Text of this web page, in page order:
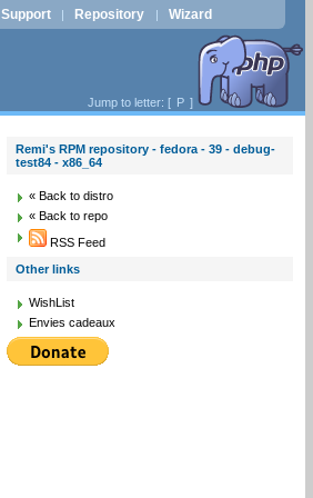
Support | Repository | Wizard
Jump to letter: [ P ]
Remi's RPM repository - fedora - 39 - debug-
test84 - x86_64
« Back to distro
« Back to repo
RSS Feed
Other links
WishList
Envies cadeaux